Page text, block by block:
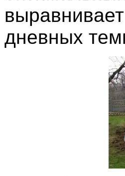
дневных